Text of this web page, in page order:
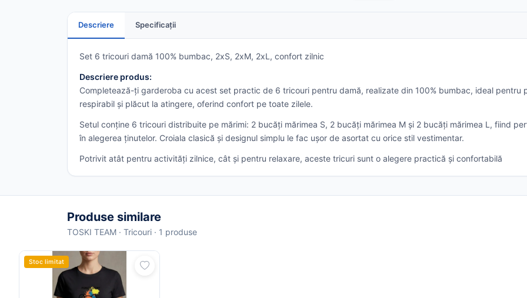
Descriere Specificații
Set 6 tricouri damă 100% bumbac, 2xS, 2xM, 2xL, confort zilnic
Descriere produs:
Completează-ți garderoba cu acest set practic de 6 tricouri pentru damă, realizate din 100% bumbac, ideal pentru
respirabil și plăcut la atingere, oferind confort pe toate zilele.
Setul conține 6 tricouri distribuite pe mărimi: 2 bucăți mărimea S, 2 bucăți mărimea M și 2 bucăți mărimea L, fiind
în alegerea ținutelor. Croiala clasică și designul simplu le fac ușor de asortat cu orice stil vestimentar.
Potrivit atât pentru activități zilnice, cât și pentru relaxare, aceste tricuri sunt o alegere practică și confortabilă
Produse similare
TOSKI TEAM · Tricouri · 1 produse
Stoc limitat